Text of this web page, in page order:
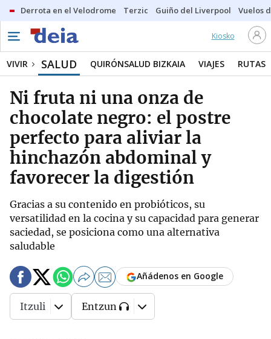
Derrota en el Velodrome Terzic Guiño del Liverpool Vuelos
Kiosko
VIVIR SALUD QUIRÓNSALUD BIZKAIA VIAJES RUTAS
Ni fruta ni una onza de
chocolate negro: el postre
perfecto para aliviar la
hinchazón abdominal y
favorecer la digestión
Gracias a su contenido en probióticos, su
versatilidad en la cocina y su capacidad para generar
saciedad, se posiciona como una alternativa
saludable
Añádenos en Google
Itzuli Entzun